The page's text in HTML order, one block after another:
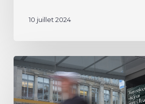
10 juillet 2024
Espace
appuie